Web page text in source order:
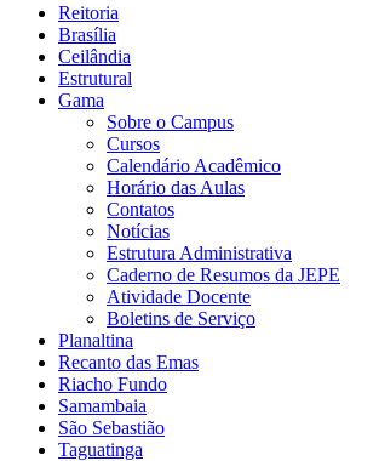
Reitoria
Brasília
Ceilândia
Estrutural
Gama
Sobre o Campus
Cursos
Calendário Acadêmico
Horário das Aulas
Contatos
Notícias
Estrutura Administrativa
Caderno de Resumos da JEPE
Atividade Docente
Boletins de Serviço
Planaltina
Recanto das Emas
Riacho Fundo
Samambaia
São Sebastião
Taguatinga